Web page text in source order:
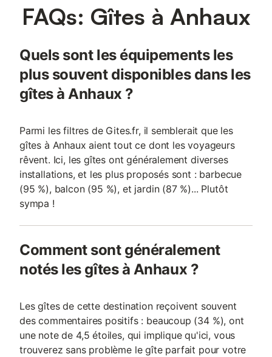
Une connexion internet Wi-Fi est à votre disposition. Une
terrasse couverte exposée à l'est, ouvrant sur un jardin, est
Vous disposez également d'un espace pique-nique à l'ombre du
châtaignier, côté sud. Le gîte HARTZURIENEA est situé à 4km
de la citadelle de St Jean-Pied-de-Port, à proximité des sentiers
de randonnées et de l'Espagne. La cadre bucolique invite à la
détente et au repos. Un ancien atelier lumineux et cosy pour vos
FAQs: Gîtes à Anhaux
Quels sont les équipements les
plus souvent disponibles dans les
gîtes à Anhaux ?
Parmi les filtres de Gites.fr, il semblerait que les
gîtes à Anhaux aient tout ce dont les voyageurs
rêvent. Ici, les gîtes ont généralement diverses
installations, et les plus proposés sont : barbecue
(95 %), balcon (95 %), et jardin (87 %)... Plutôt
sympa !
Comment sont généralement
notés les gîtes à Anhaux ?
Les gîtes de cette destination reçoivent souvent
des commentaires positifs : beaucoup (34 %), ont
une note de 4,5 étoiles, qui implique qu'ici, vous
trouverez sans problème le gîte parfait pour votre